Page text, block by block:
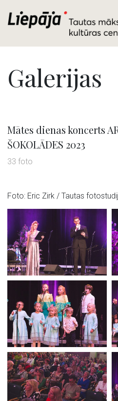
Galerijas
Mātes dienas koncerts
ŠOKOLĀDES 2023
33 foto
Foto: Eric Zirk / Tautas